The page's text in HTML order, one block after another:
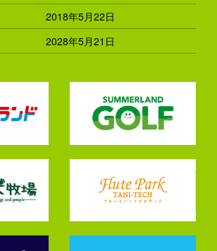
2018年5月22日
2028年5月21日